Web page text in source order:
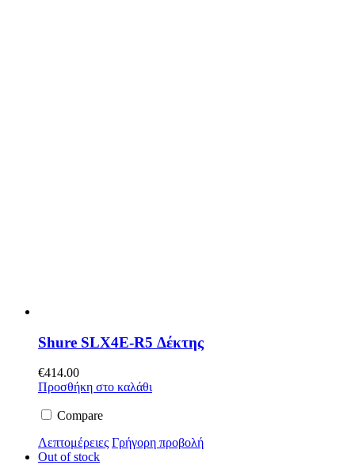
Shure SLX4E-R5 Δέκτης
€414.00
Προσθήκη στο καλάθι
Compare
Λεπτομέρειες Γρήγορη προβολή
Out of stock